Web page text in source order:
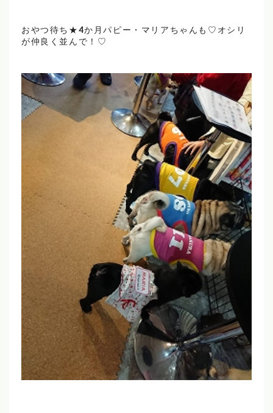
おやつ待ち★4か月パピー・マリアちゃんも♡オシリ
が仲良く並んで！♡